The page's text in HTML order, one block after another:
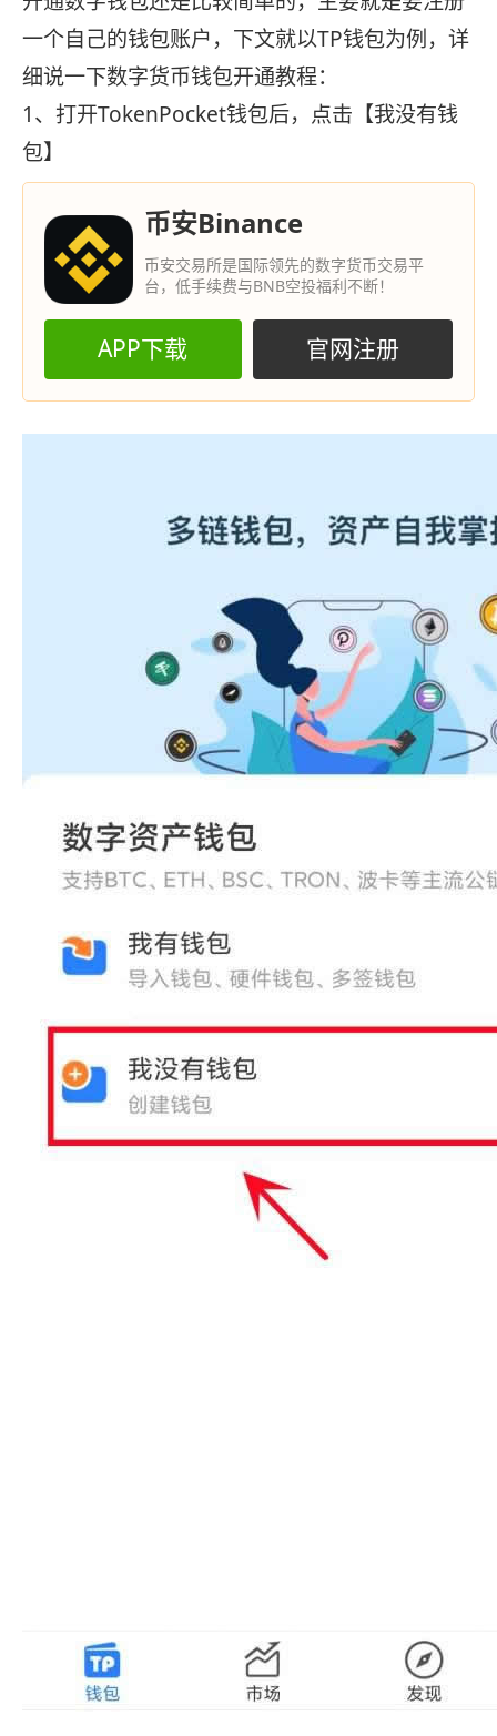
一个自己的钱包账户，下文就以TP钱包为例，详
细说一下数字货币钱包开通教程：
1、打开TokenPocket钱包后，点击【我没有钱
包】
币安Binance
币安交易所是国际领先的数字货币交易平
台，低手续费与BNB空投福利不断！
APP下载 官网注册